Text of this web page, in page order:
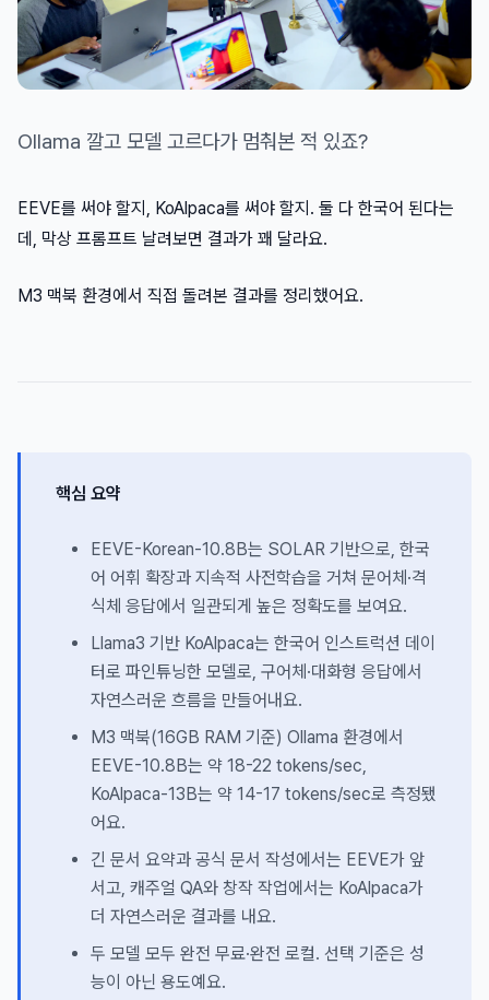
Ollama 깔고 모델 고르다가 멈춰본 적 있죠?
EEVE를 써야 할지, KoAlpaca를 써야 할지. 둘 다 한국어 된다는
데, 막상 프롬프트 날려보면 결과가 꽤 달라요.
M3 맥북 환경에서 직접 돌려본 결과를 정리했어요.
핵심 요약
EEVE-Korean-10.8B는 SOLAR 기반으로, 한국
어 어휘 확장과 지속적 사전학습을 거쳐 문어체·격
식체 응답에서 일관되게 높은 정확도를 보여요.
Llama3 기반 KoAlpaca는 한국어 인스트럭션 데이
터로 파인튜닝한 모델로, 구어체·대화형 응답에서
자연스러운 흐름을 만들어내요.
M3 맥북(16GB RAM 기준) Ollama 환경에서
EEVE-10.8B는 약 18-22 tokens/sec,
KoAlpaca-13B는 약 14-17 tokens/sec로 측정됐
어요.
긴 문서 요약과 공식 문서 작성에서는 EEVE가 앞
서고, 캐주얼 QA와 창작 작업에서는 KoAlpaca가
더 자연스러운 결과를 내요.
두 모델 모두 완전 무료·완전 로컬. 선택 기준은 성
능이 아닌 용도예요.